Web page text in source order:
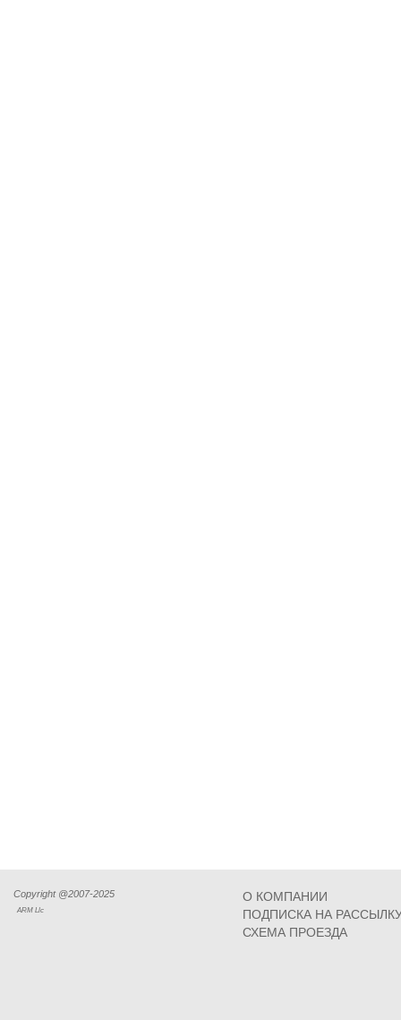
Copyright @2007-2025
ARM Llc
О КОМПАНИИ
ПОДПИСКА НА
СХЕМА ПРОЕЗДА